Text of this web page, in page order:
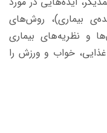
بیماری)، روش‌های
و نظریه‌های بیماری
خواب و ورزش را